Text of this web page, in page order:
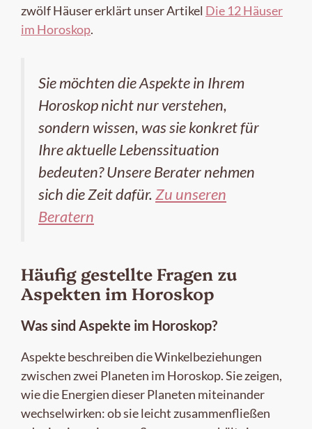
zwölf Häuser erklärt unser Artikel Die 12 Häuser
im Horoskop.
Sie möchten die Aspekte in Ihrem
Horoskop nicht nur verstehen,
sondern wissen, was sie konkret für
Ihre aktuelle Lebenssituation
bedeuten? Unsere Berater nehmen
sich die Zeit dafür.Zu unseren
Beratern
Häufig gestellte Fragen zu
Aspekten im Horoskop
Was sind Aspekte im Horoskop?
Aspekte beschreiben die Winkelbeziehungen
zwischen zwei Planeten im Horoskop. Sie zeigen,
wie die Energien dieser Planeten miteinander
wechselwirken: ob sie leicht zusammenfließen